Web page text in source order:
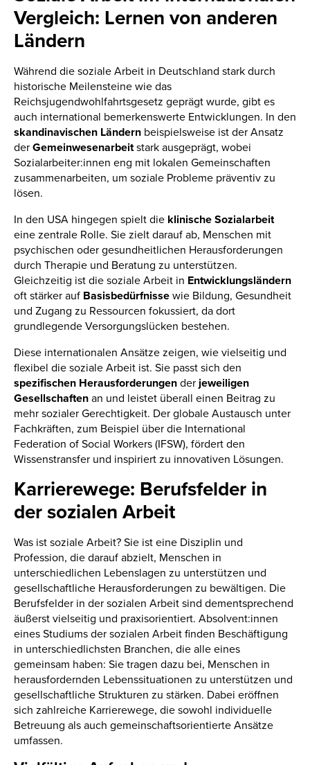
Vergleich: Lernen von anderen
Ländern
Während die soziale Arbeit in Deutschland stark durch
historische Meilensteine wie das
Reichsjugendwohlfahrtsgesetz geprägt wurde, gibt es
auch international bemerkenswerte Entwicklungen. In den
skandinavischen Ländern beispielsweise ist der Ansatz
der Gemeinwesenarbeitstark ausgeprägt, wobei
Sozialarbeiter:innen eng mit lokalen Gemeinschaften
zusammenarbeiten, um soziale Probleme präventiv zu
lösen.
In den USA hingegen spielt die klinische Sozialarbeit
eine zentrale Rolle. Sie zielt darauf ab, Menschen mit
psychischen oder gesundheitlichen Herausforderungen
durch Therapie und Beratung zu unterstützen.
Gleichzeitig ist die soziale Arbeit in Entwicklungsländern
oft stärker auf Basisbedürfnisse wie Bildung, Gesundheit
und Zugang zu Ressourcen fokussiert, da dort
grundlegende Versorgungslücken bestehen.
Diese internationalen Ansätze zeigen, wie vielseitig und
flexibel die soziale Arbeit ist. Sie passt sich den
spezifischen Herausforderungen der jeweiligen
Gesellschaften an und leistet überall einen Beitrag zu
mehr sozialer Gerechtigkeit. Der globale Austausch unter
Fachkräften, zum Beispiel über die International
Federation of Social Workers (IFSW), fördert den
Wissenstransfer und inspiriert zu innovativen Lösungen.
Karrierewege: Berufsfelder in
der sozialen Arbeit
Was ist soziale Arbeit? Sie ist eine Disziplin und
Profession, die darauf abzielt, Menschen in
unterschiedlichen Lebenslagen zu unterstützen und
gesellschaftliche Herausforderungen zu bewältigen. Die
Berufsfelder in der sozialen Arbeit sind dementsprechend
äußerst vielseitig und praxisorientiert. Absolvent:innen
eines Studiums der sozialen Arbeit finden Beschäftigung
in unterschiedlichsten Branchen, die alle eines
gemeinsam haben: Sie tragen dazu bei, Menschen in
herausfordernden Lebenssituationen zu unterstützen und
gesellschaftliche Strukturen zu stärken. Dabei eröffnen
sich zahlreiche Karrierewege, die sowohl individuelle
Betreuung als auch gemeinschaftsorientierte Ansätze
umfassen.